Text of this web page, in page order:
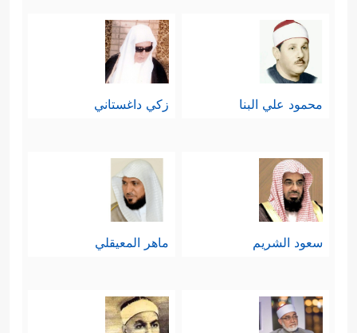
وتجربة استخلافية لاحِقة، ورسالة الأولى
﴿التوراة﴾ ، ورسالة الثانية﴿القرآن﴾
تنكّر أصحاب التجربة السابقة لهذا
جاء مصدِّقًا لكتابهم التوراة.
وقد أثار اليهود تساؤلات كثيرة حول صلة
القرآن مصدِّقا تماما للتوراة فلا حاجة لنا
محمود علي البنا زكي داغستاني
سعود الشريم ماهر المعيقلي